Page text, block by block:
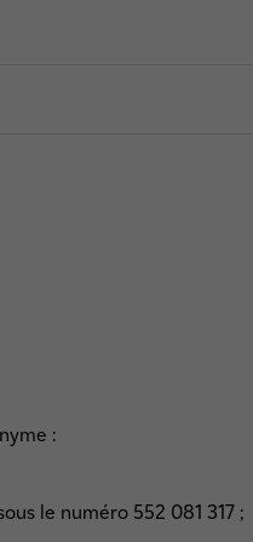
:
le numéro 552 081 317 ;